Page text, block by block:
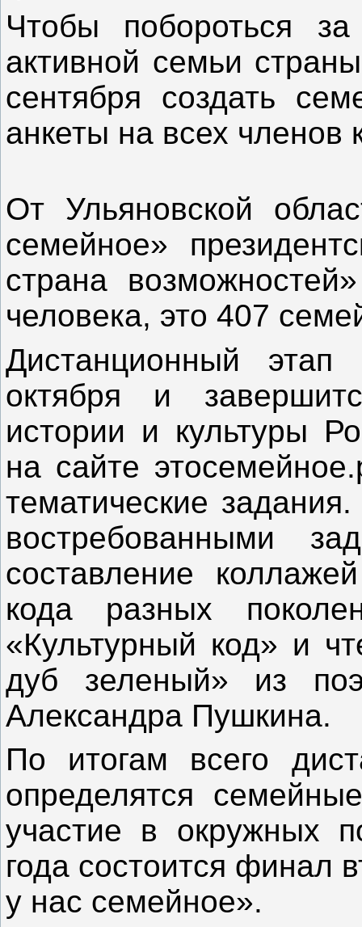
Чтобы побороться
активной семьи
сентября создать
анкеты на всех членов
От Ульяновской
семейное»
страна
человека, это 407
Дистанционный
октября и
истории и культуры
на сайте
тематические
востребованными
составление
кода разных
«Культурный код» и
дуб зеленый» из
Александра Пушкина.
По итогам всего
определятся
участие в окружных
года состоится финал
у нас семейное».